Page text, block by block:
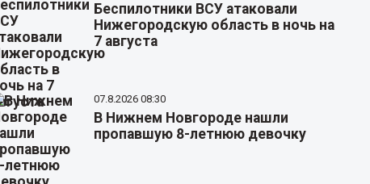
Беспилотники ВСУ атаковали
Нижегородскую область в ночь на
7 августа
07.8.2026 08:30
В Нижнем Новгороде нашли
пропавшую 8-летнюю девочку